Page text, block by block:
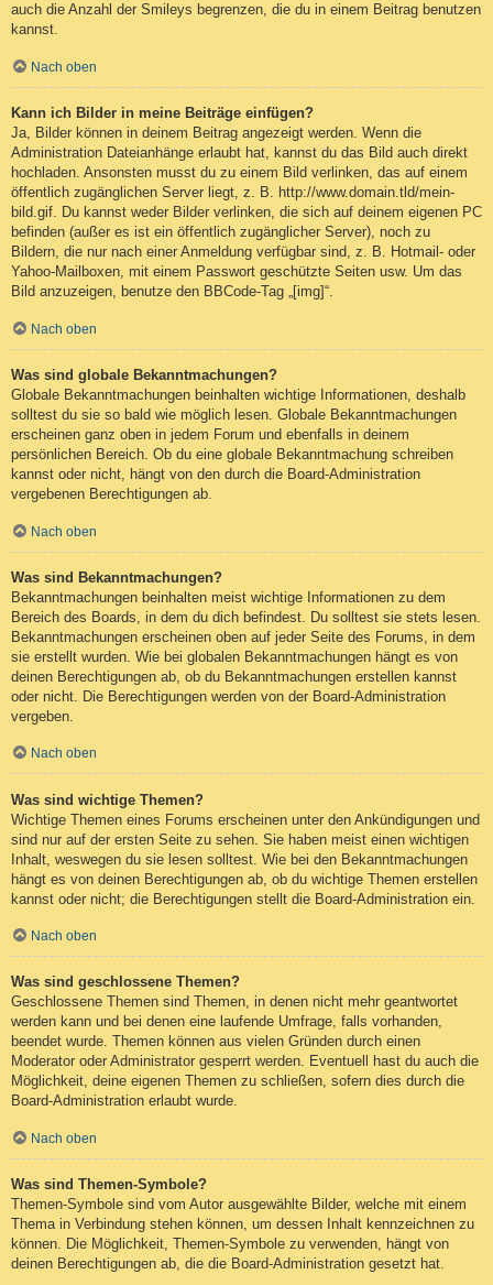
auch die Anzahl der Smileys begrenzen, die du in einem Beitrag benutzen
kannst.
Nach oben
Kann ich Bilder in meine Beiträge einfügen?
Ja, Bilder können in deinem Beitrag angezeigt werden. Wenn die
Administration Dateianhänge erlaubt hat, kannst du das Bild auch direkt
hochladen. Ansonsten musst du zu einem Bild verlinken, das auf einem
öffentlich zugänglichen Server liegt, z. B. http://www.domain.tld/mein-
bild.gif. Du kannst weder Bilder verlinken, die sich auf deinem eigenen PC
befinden (außer es ist ein öffentlich zugänglicher Server), noch zu
Bildern, die nur nach einer Anmeldung verfügbar sind, z. B. Hotmail- oder
Yahoo-Mailboxen, mit einem Passwort geschützte Seiten usw. Um das
Bild anzuzeigen, benutze den BBCode-Tag „[img]“.
Nach oben
Was sind globale Bekanntmachungen?
Globale Bekanntmachungen beinhalten wichtige Informationen, deshalb
solltest du sie so bald wie möglich lesen. Globale Bekanntmachungen
erscheinen ganz oben in jedem Forum und ebenfalls in deinem
persönlichen Bereich. Ob du eine globale Bekanntmachung schreiben
kannst oder nicht, hängt von den durch die Board-Administration
vergebenen Berechtigungen ab.
Nach oben
Was sind Bekanntmachungen?
Bekanntmachungen beinhalten meist wichtige Informationen zu dem
Bereich des Boards, in dem du dich befindest. Du solltest sie stets lesen.
Bekanntmachungen erscheinen oben auf jeder Seite des Forums, in dem
sie erstellt wurden. Wie bei globalen Bekanntmachungen hängt es von
deinen Berechtigungen ab, ob du Bekanntmachungen erstellen kannst
oder nicht. Die Berechtigungen werden von der Board-Administration
vergeben.
Nach oben
Was sind wichtige Themen?
Wichtige Themen eines Forums erscheinen unter den Ankündigungen und
sind nur auf der ersten Seite zu sehen. Sie haben meist einen wichtigen
Inhalt, weswegen du sie lesen solltest. Wie bei den Bekanntmachungen
hängt es von deinen Berechtigungen ab, ob du wichtige Themen erstellen
kannst oder nicht; die Berechtigungen stellt die Board-Administration ein.
Nach oben
Was sind geschlossene Themen?
Geschlossene Themen sind Themen, in denen nicht mehr geantwortet
werden kann und bei denen eine laufende Umfrage, falls vorhanden,
beendet wurde. Themen können aus vielen Gründen durch einen
Moderator oder Administrator gesperrt werden. Eventuell hast du auch die
Möglichkeit, deine eigenen Themen zu schließen, sofern dies durch die
Board-Administration erlaubt wurde.
Nach oben
Was sind Themen-Symbole?
Themen-Symbole sind vom Autor ausgewählte Bilder, welche mit einem
Thema in Verbindung stehen können, um dessen Inhalt kennzeichnen zu
können. Die Möglichkeit, Themen-Symbole zu verwenden, hängt von
deinen Berechtigungen ab, die die Board-Administration gesetzt hat.